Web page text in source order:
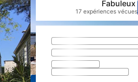
Fabuleux
17 expériences vécues